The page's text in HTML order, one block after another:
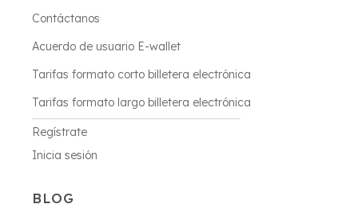
Contáctanos
Acuerdo de usuario E-wallet
Tarifas formato corto billetera electrónica
Tarifas formato largo billetera electrónica
Regístrate
Inicia sesión
BLOG